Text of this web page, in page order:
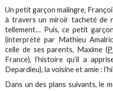
Un petit garçon malingre,
à travers un miroir tacheté de
tellement… Puis, ce petit
(interprété par Mathieu
celle de ses parents, Maxime (
France), l’histoire qu’il a
Depardieu), la voisine et amie :
Dans un des plans suivants, le